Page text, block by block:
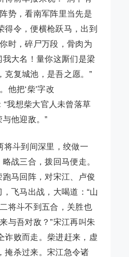
势，看南军阵里当先是
得令，便横枪跃马，出到
时，碎尸万段，骨肉为
大名！量你这厮们是梁
克复城池，是吾之愿。”
他把‘柴’字改
：“我想柴大官人未曾落草
他迎敌。”
斗到间深里，绞做一
战三合，拨回马便走。
马回阵，对宋江、卢俊
飞马出战，大喝道：“山
将斗不到五合，关胜也
与吾对敌？”宋江再叫朱
诈败而走。柴进赶来，虚
掩杀过来。宋江急令诸